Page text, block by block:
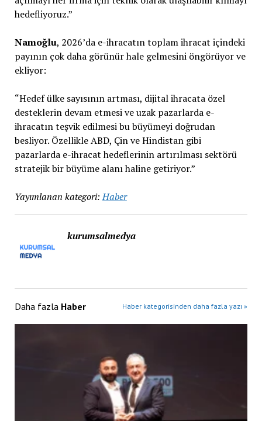
hedefliyoruz.”
Namoğlu, 2026’da e-ihracatın toplam ihracat içindeki
payının çok daha görünür hale gelmesini öngörüyor ve
ekliyor:
“Hedef ülke sayısının artması, dijital ihracata özel
desteklerin devam etmesi ve uzak pazarlarda e-
ihracatın teşvik edilmesi bu büyümeyi doğrudan
besliyor. Özellikle ABD, Çin ve Hindistan gibi
pazarlarda e-ihracat hedeflerinin artırılması sektörü
stratejik bir büyüme alanı haline getiriyor.”
Yayımlanan kategori: Haber
kurumsalmedya
Daha fazla Haber Haber kategorisinden daha fazla yazı »